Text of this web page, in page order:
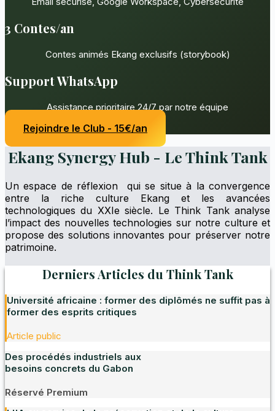
3 Contes/an
Contes animés Ekang exclusifs (storybook)
Support WhatsApp
Assistance prioritaire 24/7 par notre équipe
Rejoindre le Club - 15€/an
Ekang Synergy Hub - Le Think Tank
Un espace de réflexion qui se situe à la convergence
entre la riche culture Ekang et les avancées
technologiques du XXIe siècle. Le Think Tank analyse
l’impact des nouvelles technologies sur notre culture et
propose des solutions innovantes pour préserver notre
patrimoine.
Derniers Articles du Think Tank
Université africaine : former des diplômés ne suffit pas à
former des esprits critiques
Article public
Des procédés industriels aux
besoins concrets du Gabon
Réservé Premium